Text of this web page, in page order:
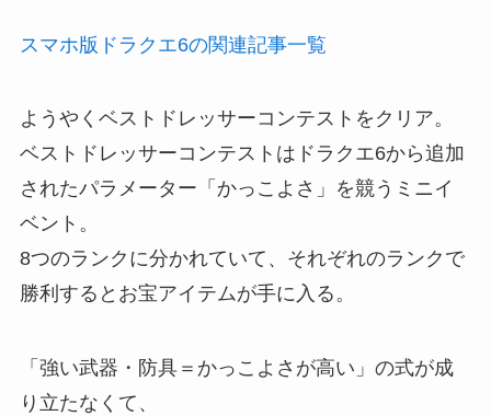
スマホ版ドラクエ6の関連記事一覧
ようやくベストドレッサーコンテストをクリア。
ベストドレッサーコンテストはドラクエ6から追加
されたパラメーター「かっこよさ」を競うミニイ
ベント。
8つのランクに分かれていて、それぞれのランクで
勝利するとお宝アイテムが手に入る。
「強い武器・防具＝かっこよさが高い」の式が成
り立たなくて、